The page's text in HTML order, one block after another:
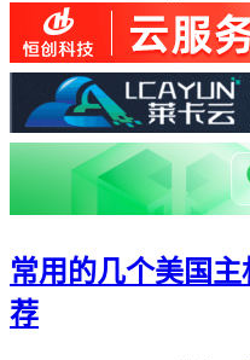
常用的几个美国
荐